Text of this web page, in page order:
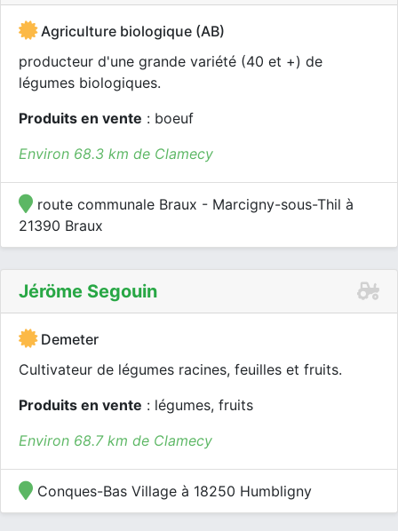
Agriculture biologique (AB)
producteur d'une grande variété (40 et +) de
légumes biologiques.
Produits en vente : boeuf
Environ 68.3 km de Clamecy
route communale Braux - Marcigny-sous-Thil à
21390 Braux
Jéröme Segouin
Demeter
Cultivateur de légumes racines, feuilles et fruits.
Produits en vente : légumes, fruits
Environ 68.7 km de Clamecy
Conques-Bas Village à 18250 Humbligny